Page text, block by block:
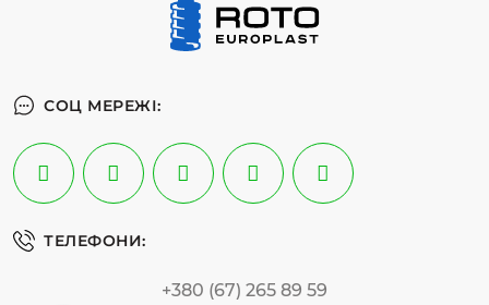
СОЦ МЕРЕЖІ:
ТЕЛЕФОНИ:
+380 (67) 265 89 59